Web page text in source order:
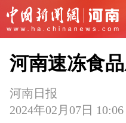
河南速冻食
河南日报
2024年02月07日 10:06